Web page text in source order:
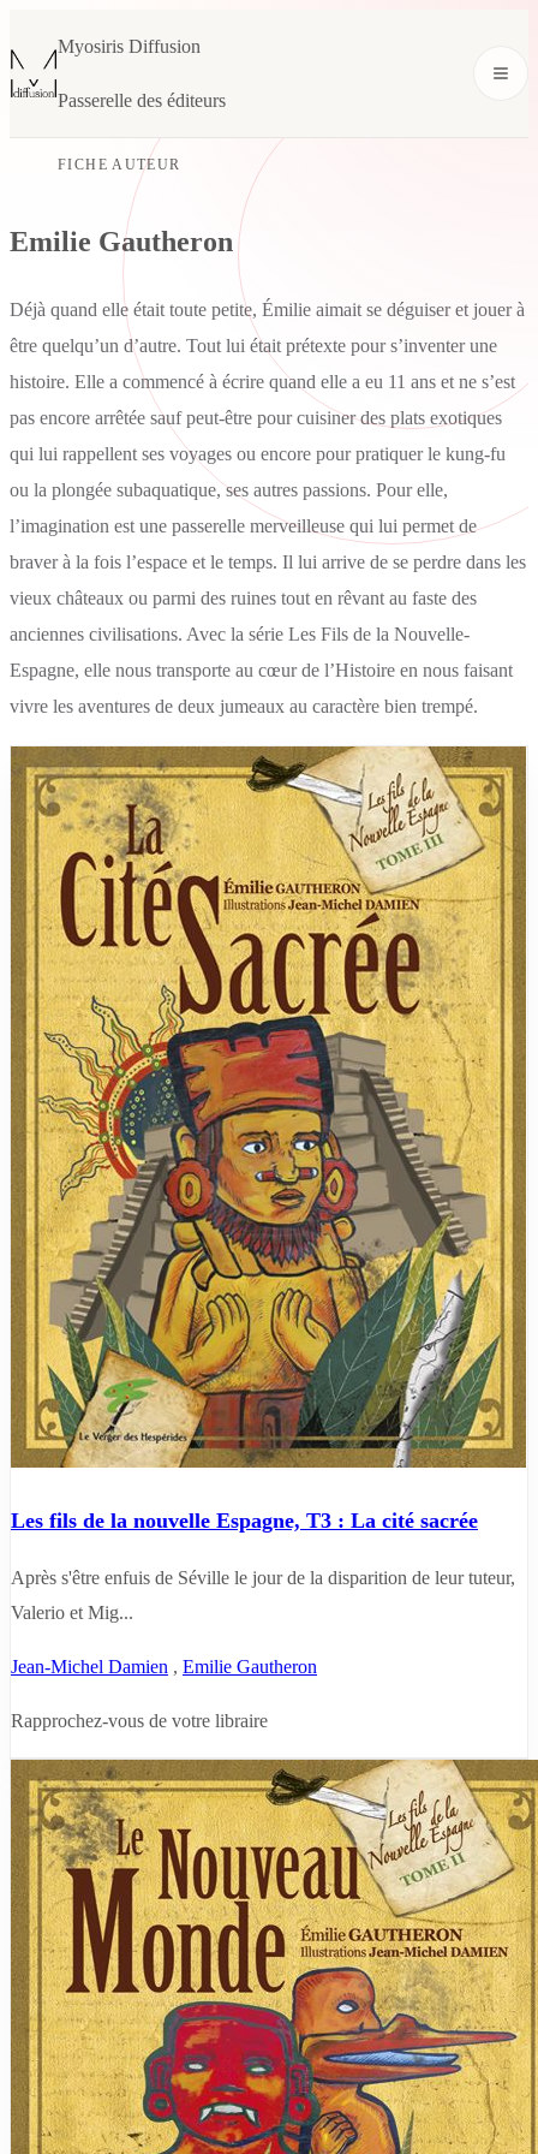
Myosiris Diffusion
Passerelle des éditeurs
FICHE AUTEUR
Emilie Gautheron
Déjà quand elle était toute petite, Émilie aimait se déguiser et jouer à
être quelqu’un d’autre. Tout lui était prétexte pour s’inventer une
histoire. Elle a commencé à écrire quand elle a eu 11 ans et ne s’est
pas encore arrêtée sauf peut-être pour cuisiner des plats exotiques
qui lui rappellent ses voyages ou encore pour pratiquer le kung-fu
ou la plongée subaquatique, ses autres passions. Pour elle,
l’imagination est une passerelle merveilleuse qui lui permet de
braver à la fois l’espace et le temps. Il lui arrive de se perdre dans les
vieux châteaux ou parmi des ruines tout en rêvant au faste des
anciennes civilisations. Avec la série Les Fils de la Nouvelle-
Espagne, elle nous transporte au cœur de l’Histoire en nous faisant
vivre les aventures de deux jumeaux au caractère bien trempé.
Les fils de la nouvelle Espagne, T3 : La cité sacrée
Après s'être enfuis de Séville le jour de la disparition de leur tuteur,
Valerio et Mig...
Jean-Michel Damien , Emilie Gautheron
Rapprochez-vous de votre libraire